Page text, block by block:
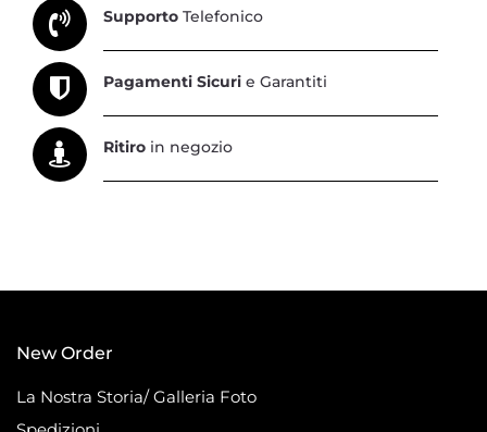
Supporto Telefonico
Pagamenti Sicuri e Garantiti
Ritiro in negozio
New Order
La Nostra Storia/ Galleria Foto